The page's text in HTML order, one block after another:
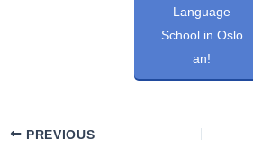
Language
School in Oslo
an!
PREVIOUS